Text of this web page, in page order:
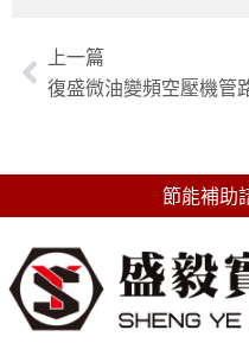
上一篇
節能補助